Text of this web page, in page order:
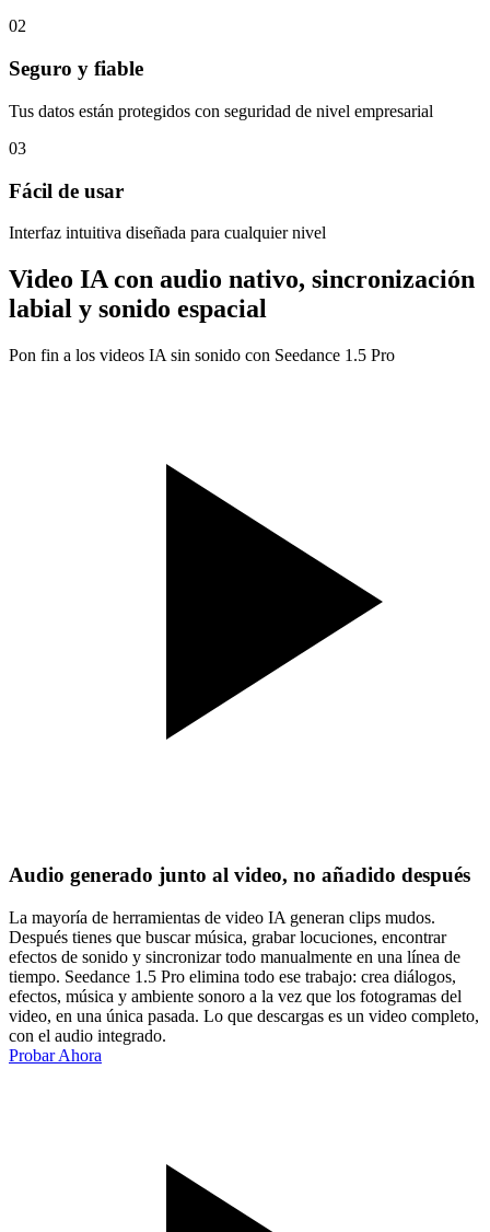
02
Seguro y fiable
Tus datos están protegidos con seguridad de nivel empresarial
03
Fácil de usar
Interfaz intuitiva diseñada para cualquier nivel
Video IA con audio nativo, sincronización
labial y sonido espacial
Pon fin a los videos IA sin sonido con Seedance 1.5 Pro
Audio generado junto al video, no añadido después
La mayoría de herramientas de video IA generan clips mudos.
Después tienes que buscar música, grabar locuciones, encontrar
efectos de sonido y sincronizar todo manualmente en una línea de
tiempo. Seedance 1.5 Pro elimina todo ese trabajo: crea diálogos,
efectos, música y ambiente sonoro a la vez que los fotogramas del
video, en una única pasada. Lo que descargas es un video completo,
con el audio integrado.
Probar Ahora